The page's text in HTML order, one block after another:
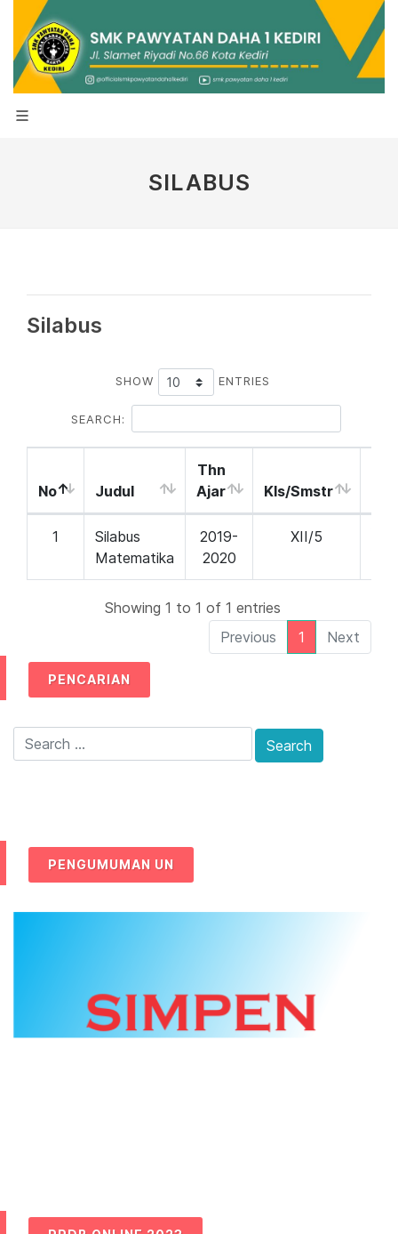
SILABUS
Silabus
SHOW ENTRIES
SEARCH:
No Judul
Thn
Ajar
Kls/Smstr
1
Silabus
Matematika
2019-
2020
XII/5
Showing 1 to 1 of 1 entries
Previous
1 Next
PENCARIAN
PENGUMUMAN UN